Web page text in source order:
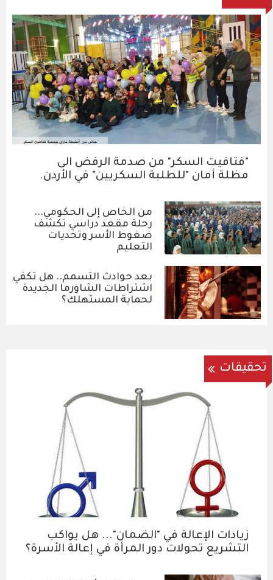
"فتافيت السكر" من صدمة الرفض الى
مظلة أمان "للطلبة السكريين" في الأردن.
من الخاص إلى الحكومي...
رحلة مقعد دراسي تكشف
ضغوط الأسر وتحديات
التعليم
بعد حوادث التسمم.. هل تكفي
اشتراطات الشاورما الجديدة
لحماية المستهلك؟
تحقيقات
زيادات الإعالة في "الضمان"... هل يواكب
التشريع تحولات دور المرأة في إعالة الأسرة؟